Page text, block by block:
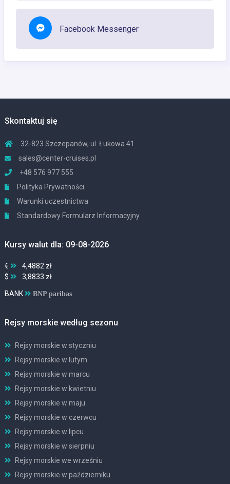
Facebook Messenger
Skontaktuj się
32-823 Szczepanów, ul. Łukowa 41
sales@center-cruises.pl
+48 576 977 555
Polityka Prywatności
Warunki uczestnictwa
Standardowy Formularz Informacyjny
Kursy walut dla: 09-08-2026
€
4,4882 zł
$
3,8833 zł
BANK BNP paribas
Rejsy morskie według sezonu
Rejsy morskie w styczniu
Rejsy morskie w lutym
Rejsy morskie w marcu
Rejsy morskie w kwietniu
Rejsy morskie w maju
Rejsy morskie w czerwcu
Rejsy morskie w lipcu
Rejsy morskie w sierpniu
Rejsy morskie we wrześniu
Rejsy morskie w październiku